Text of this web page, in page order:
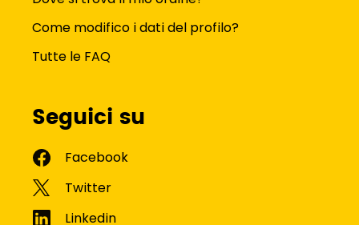
Come modifico i dati del profilo?
Tutte le FAQ
Seguici su